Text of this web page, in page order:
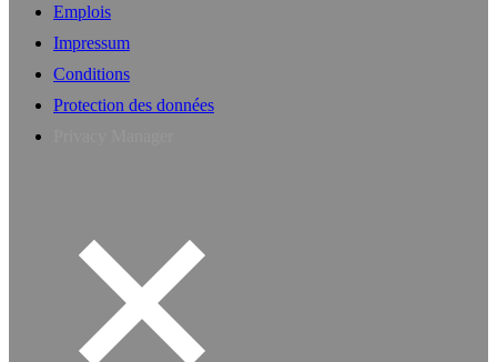
Emplois
Impressum
Conditions
Protection des données